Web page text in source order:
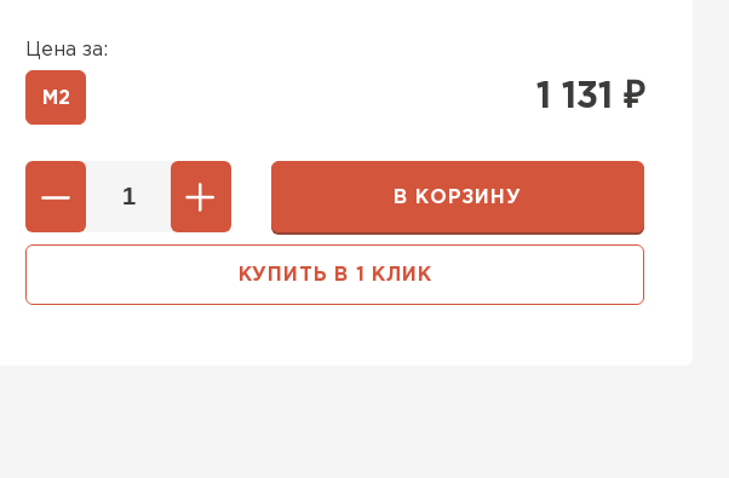
Цена за:
М2 1 131 ₽
В КОРЗИНУ
КУПИТЬ В 1 КЛИК